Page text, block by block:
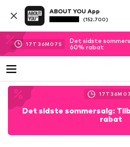
ABOUT YOU App
(152.700)
17 T 36M 04 S
Det sidste
60% rabat
17 T 36M 04
Det sidste sommersalg:
rabat